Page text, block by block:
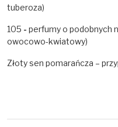
tuberoza)
105 - perfumy o podobnych
owocowo-kwiatowy)
Złoty sen pomarańcza –